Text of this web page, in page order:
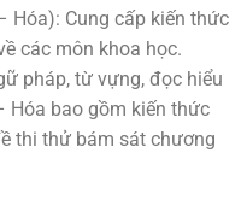
Hóa): Cung cấp kiến thức
các môn khoa học.
pháp, từ vựng, đọc hiểu
Hóa bao gồm kiến thức
thi thử bám sát chương